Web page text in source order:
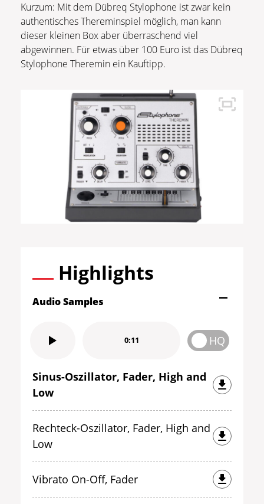
Kurzum: Mit dem Dübreq Stylophone ist zwar kein
authentisches Thereminspiel möglich, man kann
dieser kleinen Box aber überraschend viel
abgewinnen. Für etwas über 100 Euro ist das Dübreq
Stylophone Theremin ein Kauftipp.
Highlights
Audio Samples
0:11 HQ
Sinus-Oszillator, Fader, High and
Low
Rechteck-Oszillator, Fader, High and
Low
Vibrato On-Off, Fader